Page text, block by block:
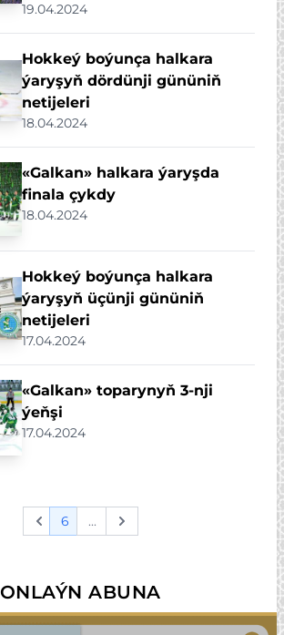
19.04.2024
Hokkeý boýunça halkara
ýaryşyň dördünji gününiň
netijeleri
18.04.2024
«Galkan» halkara ýaryşda
finala çykdy
18.04.2024
Hokkeý boýunça halkara
ýaryşyň üçünji gününiň
netijeleri
17.04.2024
«Galkan» toparynyň 3-nji
ýeňşi
17.04.2024
Previous
6 ... Next
ONLAÝN ABUNA